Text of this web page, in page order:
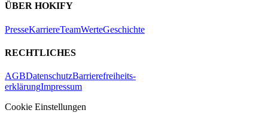
ÜBER HOKIFY
PresseKarriereTeamWerteGeschichte
RECHTLICHES
AGBDatenschutzBarrierefreiheits-
erklärungImpressum
Cookie Einstellungen